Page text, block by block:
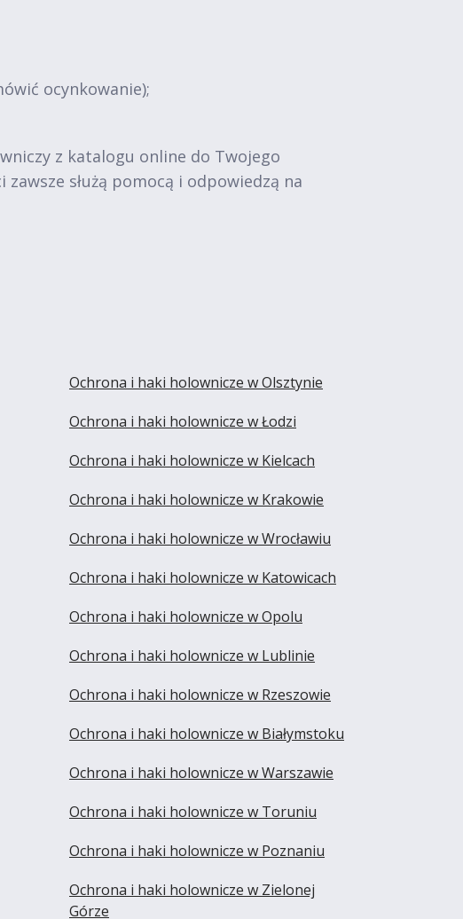
ocynkowanie);
z katalogu online do Twojego
służą pomocą i odpowiedzą na
Ochrona i haki holownicze w Olsztynie
Ochrona i haki holownicze w Łodzi
Ochrona i haki holownicze w Kielcach
Ochrona i haki holownicze w Krakowie
Ochrona i haki holownicze w Wrocławiu
Ochrona i haki holownicze w Katowicach
Ochrona i haki holownicze w Opolu
Ochrona i haki holownicze w Lublinie
Ochrona i haki holownicze w Rzeszowie
Ochrona i haki holownicze w Białymstoku
Ochrona i haki holownicze w Warszawie
Ochrona i haki holownicze w Toruniu
Ochrona i haki holownicze w Poznaniu
Ochrona i haki holownicze w Zielonej
Górze